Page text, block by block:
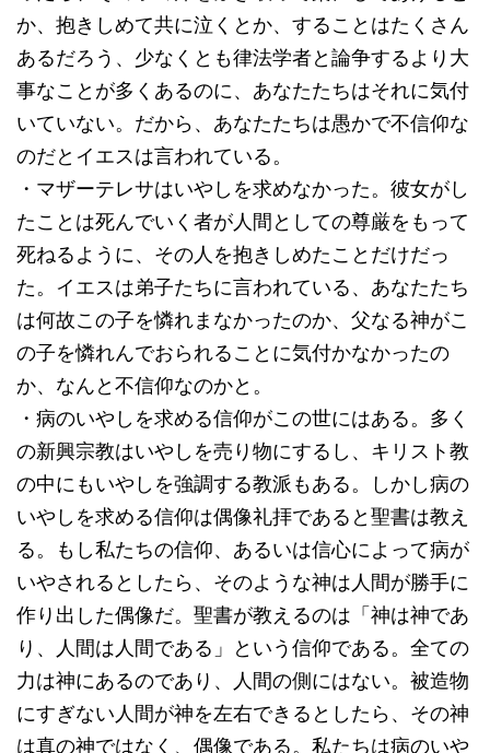
か、抱きしめて共に泣くとか、することはたくさん
あるだろう、少なくとも律法学者と論争するより大
事なことが多くあるのに、あなたたちはそれに気付
いていない。だから、あなたたちは愚かで不信仰な
のだとイエスは言われている。
・マザーテレサはいやしを求めなかった。彼女がし
たことは死んでいく者が人間としての尊厳をもって
死ねるように、その人を抱きしめたことだけだっ
た。イエスは弟子たちに言われている、あなたたち
は何故この子を憐れまなかったのか、父なる神がこ
の子を憐れんでおられることに気付かなかったの
か、なんと不信仰なのかと。
・病のいやしを求める信仰がこの世にはある。多く
の新興宗教はいやしを売り物にするし、キリスト教
の中にもいやしを強調する教派もある。しかし病の
いやしを求める信仰は偶像礼拝であると聖書は教え
る。もし私たちの信仰、あるいは信心によって病が
いやされるとしたら、そのような神は人間が勝手に
作り出した偶像だ。聖書が教えるのは「神は神であ
り、人間は人間である」という信仰である。全ての
力は神にあるのであり、人間の側にはない。被造物
にすぎない人間が神を左右できるとしたら、その神
は真の神ではなく、偶像である。私たちは病のいや